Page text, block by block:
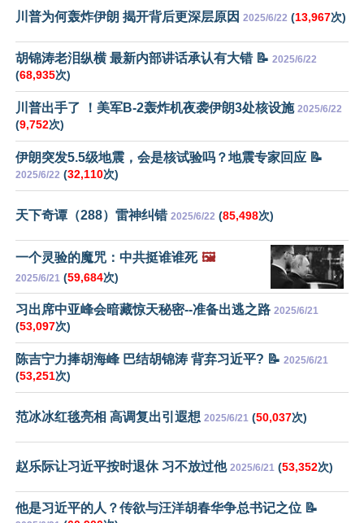
川普为何轰炸伊朗 揭开背后更深层原因 2025/6/22 (13,967次)
胡锦涛老泪纵横 最新内部讲话承认有大错 📝 2025/6/22
(68,935次)
川普出手了 ！美军B-2轰炸机夜袭伊朗3处核设施 2025/6/22
(9,752次)
伊朗突发5.5级地震，会是核试验吗？地震专家回应 📝
2025/6/22 (32,110次)
天下奇谭（288）雷神纠错 2025/6/22 (85,498次)
一个灵验的魔咒：中共挺谁谁死 🖼️
2025/6/21 (59,684次)
习出席中亚峰会暗藏惊天秘密--准备出逃之路 2025/6/21
(53,097次)
陈吉宁力捧胡海峰 巴结胡锦涛 背弃习近平? 📝 2025/6/21
(53,251次)
范冰冰红毯亮相 高调复出引遐想 2025/6/21 (50,037次)
赵乐际让习近平按时退休 习不放过他 2025/6/21 (53,352次)
他是习近平的人？传欲与汪洋胡春华争总书记之位 📝